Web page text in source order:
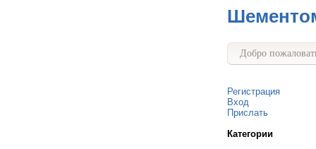
Добро
Регистрация
Вход
Прислать
Категории